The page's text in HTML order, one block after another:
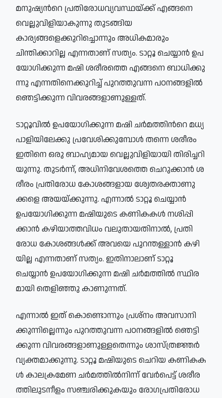
മനുഷ്യന്‍റെ പ്രതിരോധവ്യവസ്ഥയ്ക്ക് എങ്ങനെ
വെല്ലുവിളിയാകുന്നു തുടങ്ങിയ
കാര്യങ്ങളെക്കുറിച്ചൊന്നും അധികമാരും
ചിന്തിക്കാറില്ല എന്നതാണ് സത്യം. ടാ​റ്റൂ ചെയ്യാൻ ഉ​പ​
യോ​ഗി​ക്കു​ന്ന മ​ഷി ശ​രീ​ര​ത്തെ എ​ങ്ങ​നെ ബാ​ധി​ക്കു​
ന്നു എ​ന്ന​തി​നെ​ക്കു​റി​ച്ച് പു​റ​ത്തു​വ​ന്ന പ​ഠ​ന​ങ്ങ​ളിൽ
ഞെ​ട്ടി​ക്കു​ന്ന ​വി​വ​ര​ങ്ങ​ളാണുള്ളത്.
ടാ​റ്റൂവിൽ ഉപയോഗിക്കുന്ന മ​ഷി ച​ർ​മത്തിന്‍റെ മ​ധ്യ​
പാ​ളി​യി​ലേ​ക്കു പ്ര​വേ​ശി​ക്കു​മ്പോ​ൾ ത​ന്നെ ശ​രീ​രം
ഇ​തി​നെ ഒ​രു ബാഹ്യമായ വെല്ലുവിളിയായി തി​രി​ച്ച​റി​
യു​ന്നു. തു​ട​ർ​ന്ന്, ​അ​ധി​നി​വേ​ശ​ത്തെ ചെ​റു​ക്കാ​ൻ ശ​
രീ​രം പ്ര​തി​രോ​ധ കോ​ശ​ങ്ങ​ളാ​യ ശ്വേ​ത​ര​ക്താ​ണു​
ക്ക​ളെ അ​യയ്​ക്കു​ന്നു. എ​ന്നാ​ൽ ടാ​റ്റൂ ചെയ്യാൻ
ഉപയോഗിക്കുന്ന മ​ഷി​യു​ടെ ക​ണി​ക​ക​ൾ ന​ശി​പ്പി​
ക്കാ​ൻ ക​ഴി​യാ​ത്ത​വി​ധം വ​ലു​താ​യ​തി​നാ​ൽ, പ്ര​തി​
രോ​ധ കോ​ശ​ങ്ങ​ൾ​ക്ക് അ​വ​യെ പു​റ​ന്ത​ള്ളാ​ൻ ക​ഴി​
യി​ല്ല എന്നതാണ് സത്യം. ഇതിനാലാണ് ടാറ്റൂ
ചെയ്യാൻ ഉപയോഗിക്കുന്ന മ​ഷി ച​ർമ​ത്തി​ൽ സ്ഥി​ര​
മാ​യി തെളിഞ്ഞു കാണുന്നത്.
എന്നാൽ ഇത് കൊണ്ടൊന്നും പ്ര​ശ്നം അ​വ​സാ​നി​
ക്കു​ന്നി​ല്ലെ​ന്നും പു​റ​ത്തു​വ​ന്ന പ​ഠ​ന​ങ്ങ​ളിൽ ഞെ​ട്ടി​
ക്കു​ന്ന ​വി​വ​ര​ങ്ങ​ളാണുള്ളതെന്നും ശാ​സ്ത്ര​ജ്ഞ​ർ
വ്യ​ക്ത​മാ​ക്കു​ന്നു. ടാ​റ്റൂ മ​ഷി​യു​ടെ ചെ​റി​യ ക​ണി​ക​ക​
ൾ കാ​ല​ക്ര​മേ​ണ ച​ർമ​ത്തി​ൽനി​ന്ന് വേ​ർ​പെ​ട്ട് ശ​രീ​ര​
ത്തി​ലു​ട​നീ​ളം സ​ഞ്ച​രി​ക്കു​ക​യും രോ​ഗ​പ്ര​തി​രോ​ധ